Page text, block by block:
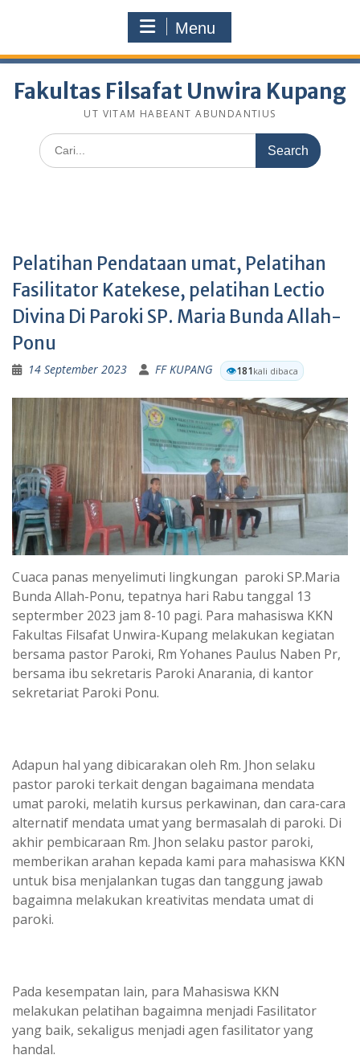
fakultasfilsafatunwirakupang@gmail.com
Selamat Datang Di Website Resmi Fakultas Filsafat
Fakultas Filsafat Unwira Kupang
UT VITAM HABEANT ABUNDANTIUS
Search
for:
Menu
Pelatihan Pendataan umat, Pelatihan
Fasilitator Katekese, pelatihan Lectio
Divina Di Paroki SP. Maria Bunda Allah-
Ponu
14 September 2023 FF KUPANG 👁️181kali dibaca
Cuaca panas menyelimuti lingkungan paroki SP.Maria
Bunda Allah-Ponu, tepatnya hari Rabu tanggal 13
septermber 2023 jam 8-10 pagi. Para mahasiswa KKN
Fakultas Filsafat Unwira-Kupang melakukan kegiatan
bersama pastor Paroki, Rm Yohanes Paulus Naben Pr,
bersama ibu sekretaris Paroki Anarania, di kantor
sekretariat Paroki Ponu.
Adapun hal yang dibicarakan oleh Rm. Jhon selaku
pastor paroki terkait dengan bagaimana mendata
umat paroki, melatih kursus perkawinan, dan cara-cara
alternatif mendata umat yang bermasalah di paroki. Di
akhir pembicaraan Rm. Jhon selaku pastor paroki,
memberikan arahan kepada kami para mahasiswa KKN
untuk bisa menjalankan tugas dan tanggung jawab
bagaimna melakukan kreativitas mendata umat di
paroki.
Pada kesempatan lain, para Mahasiswa KKN
melakukan pelatihan bagaimna menjadi Fasilitator
yang baik, sekaligus menjadi agen fasilitator yang
handal.